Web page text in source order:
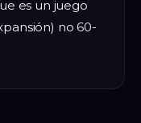
es un juego
no 60-